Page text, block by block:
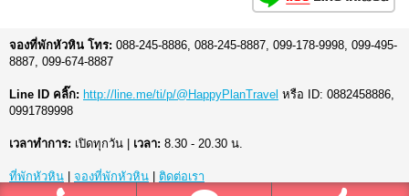
จองที่พักหัวหิน โทร: 088-245-8886, 088-245-8887, 099-178-9998, 099-495-
8887, 099-674-8887
Line ID คลิ๊ก: http://line.me/ti/p/@HappyPlanTravel หรือ ID: 0882458886,
0991789998
เวลาทำการ: เปิดทุกวัน | เวลา: 8.30 - 20.30 น.
ที่พักหัวหิน จองที่พักหัวหิน ติดต่อเรา